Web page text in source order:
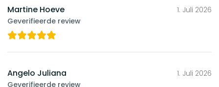
Martine Hoeve
Geverifieerde review
1. Juli 2026
Angelo Juliana
Geverifieerde review
1. Juli 2026